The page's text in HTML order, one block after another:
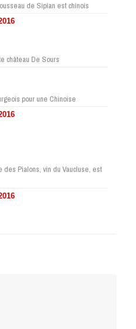
de Sipian est chinois
château De Sours
pour une Chinoise
des Pialons, vin du Vaucluse, est